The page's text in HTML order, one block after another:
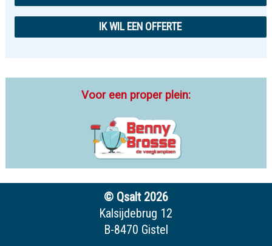
IK WIL EEN OFFERTE
Voor een proper plein:
© Qsalt 2026
Kalsijdebrug 12
B-8470 Gistel